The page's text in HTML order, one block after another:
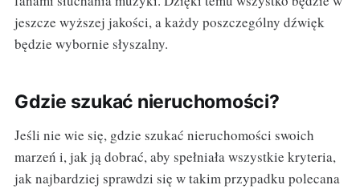
jeszcze wyższej jakości, a każdy poszczególny dźwięk
będzie wybornie słyszalny.
Gdzie szukać nieruchomości?
Jeśli nie wie się, gdzie szukać nieruchomości swoich
marzeń i, jak ją dobrać, aby spełniała wszystkie kryteria,
jak najbardziej sprawdzi się w takim przypadku polecana